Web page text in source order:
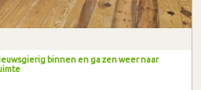
binnen en ga zen weer naar